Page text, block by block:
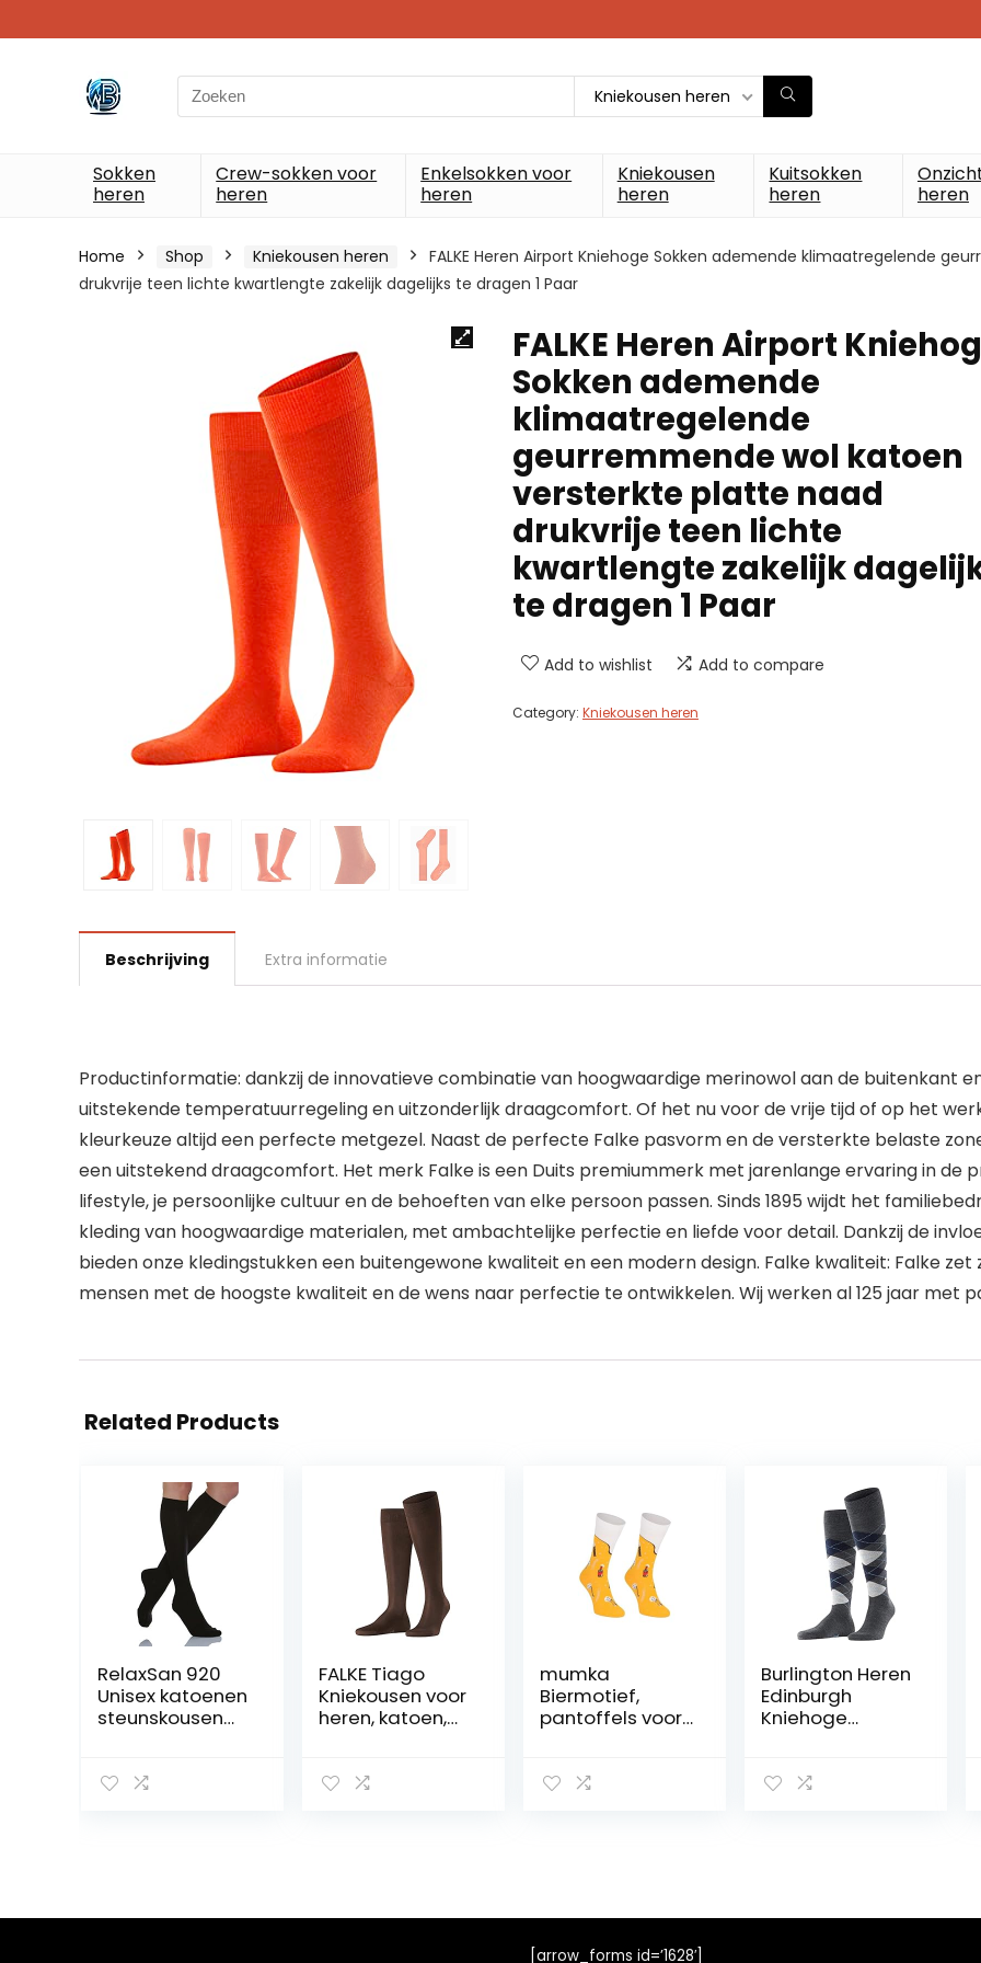
Search
for:
Kniekousen heren
Sokken
heren
Crew-sokken voor
heren
Enkelsokken voor
heren
Kniekousen
heren
Kuitsokken
heren
heren
Home Shop Kniekousen heren
FALKE Heren Airport Kniehoge Sokken ademende klimaatregelende
drukvrije teen lichte kwartlengte zakelijk dagelijks te dragen 1 Paar
FALKE Heren Airport
Sokken ademende
klimaatregelende
geurremmende wol katoen
versterkte platte naad
drukvrije teen lichte
kwartlengte zakelijk
te dragen 1 Paar
Add to wishlist Add to compare
Category: Kniekousen heren
Beschrijving Extra informatie
Productinformatie: dankzij de innovatieve combinatie van hoogwaardige merinowol aan de buitenkant
uitstekende temperatuurregeling en uitzonderlijk draagcomfort. Of het nu voor de vrije tijd of op het
kleurkeuze altijd een perfecte metgezel. Naast de perfecte Falke pasvorm en de versterkte belaste
een uitstekend draagcomfort. Het merk Falke is een Duits premiummerk met jarenlange ervaring in de
lifestyle, je persoonlijke cultuur en de behoeften van elke persoon passen. Sinds 1895 wijdt het
kleding van hoogwaardige materialen, met ambachtelijke perfectie en liefde voor detail. Dankzij de
bieden onze kledingstukken een buitengewone kwaliteit en een modern design. Falke kwaliteit: Falke
mensen met de hoogste kwaliteit en de wens naar perfectie te ontwikkelen. Wij werken al 125 jaar met
Related Products
RelaxSan 920
Unisex katoenen
steunskousen
FALKE Tiago
Kniekousen voor
heren, katoen,
versterkte
mumka
Biermotief,
pantoffels voor
eenheidsmaat,
Burlington Heren
Edinburgh
Kniehoge
klimaatregelen
alledaags
[arrow_forms id=’1628′]